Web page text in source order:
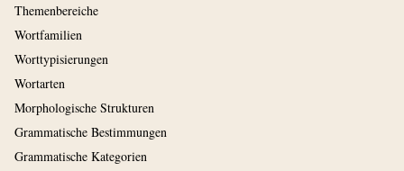
Themenbereiche
Wortfamilien
Worttypisierungen
Wortarten
Morphologische Strukturen
Grammatische Bestimmungen
Grammatische Kategorien